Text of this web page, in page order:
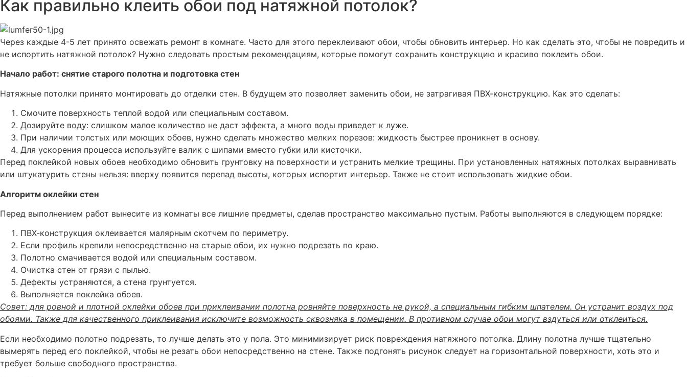
Как правильно клеить обои под натяжной потолок?
Через каждые 4-5 лет принято освежать ремонт в комнате. Часто для этого переклеивают обои, чтобы обновить интерьер. Но как сделать это, чтобы не повредить и
не испортить натяжной потолок? Нужно следовать простым рекомендациям, которые помогут сохранить конструкцию и красиво поклеить обои.
Начало работ: снятие старого полотна и подготовка стен
Натяжные потолки принято монтировать до отделки стен. В будущем это позволяет заменить обои, не затрагивая ПВХ-конструкцию. Как это сделать:
Смочите поверхность теплой водой или специальным составом.
Дозируйте воду: слишком малое количество не даст эффекта, а много воды приведет к луже.
При наличии толстых или моющих обоев, нужно сделать множество мелких порезов: жидкость быстрее проникнет в основу.
Для ускорения процесса используйте валик с шипами вместо губки или кисточки.
Перед поклейкой новых обоев необходимо обновить грунтовку на поверхности и устранить мелкие трещины. При установленных натяжных потолках выравнивать
или штукатурить стены нельзя: вверху появится перепад высоты, которых испортит интерьер. Также не стоит использовать жидкие обои.
Алгоритм оклейки стен
Перед выполнением работ вынесите из комнаты все лишние предметы, сделав пространство максимально пустым. Работы выполняются в следующем порядке:
ПВХ-конструкция оклеивается малярным скотчем по периметру.
Если профиль крепили непосредственно на старые обои, их нужно подрезать по краю.
Полотно смачивается водой или специальным составом.
Очистка стен от грязи с пылью.
Дефекты устраняются, а стена грунтуется.
Выполняется поклейка обоев.
Совет: для ровной и плотной оклейки обоев при приклеивании полотна ровняйте поверхность не рукой, а специальным гибким шпателем. Он устранит воздух под
обоями. Также для качественного приклеивания исключите возможность сквозняка в помещении. В противном случае обои могут вздуться или отклеиться.
Если необходимо полотно подрезать, то лучше делать это у пола. Это минимизирует риск повреждения натяжного потолка. Длину полотна лучше тщательно
вымерять перед его поклейкой, чтобы не резать обои непосредственно на стене. Также подгонять рисунок следует на горизонтальной поверхности, хоть это и
требует больше свободного пространства.